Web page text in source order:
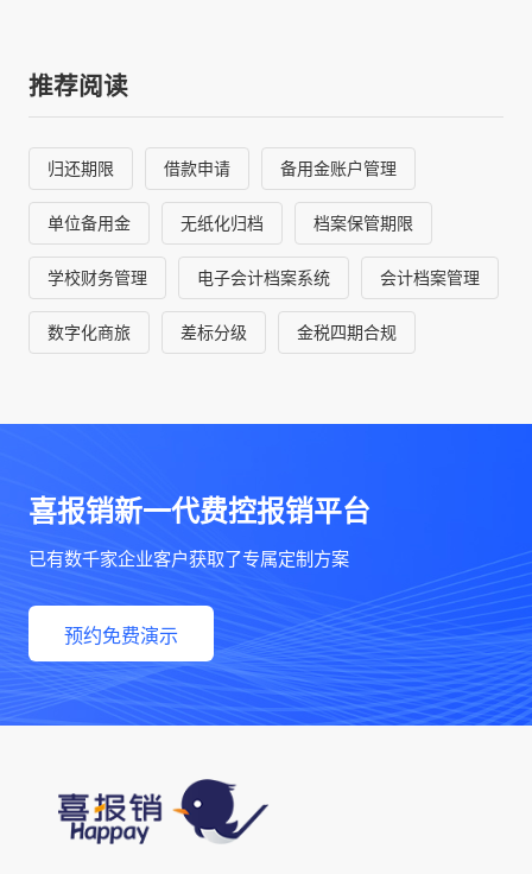
推荐阅读
归还期限 借款申请 备用金账户管理
单位备用金 无纸化归档 档案保管期限
学校财务管理 电子会计档案系统 会计档案管理
数字化商旅 差标分级 金税四期合规
喜报销新一代费控报销平台
已有数千家企业客户获取了专属定制方案
预约免费演示